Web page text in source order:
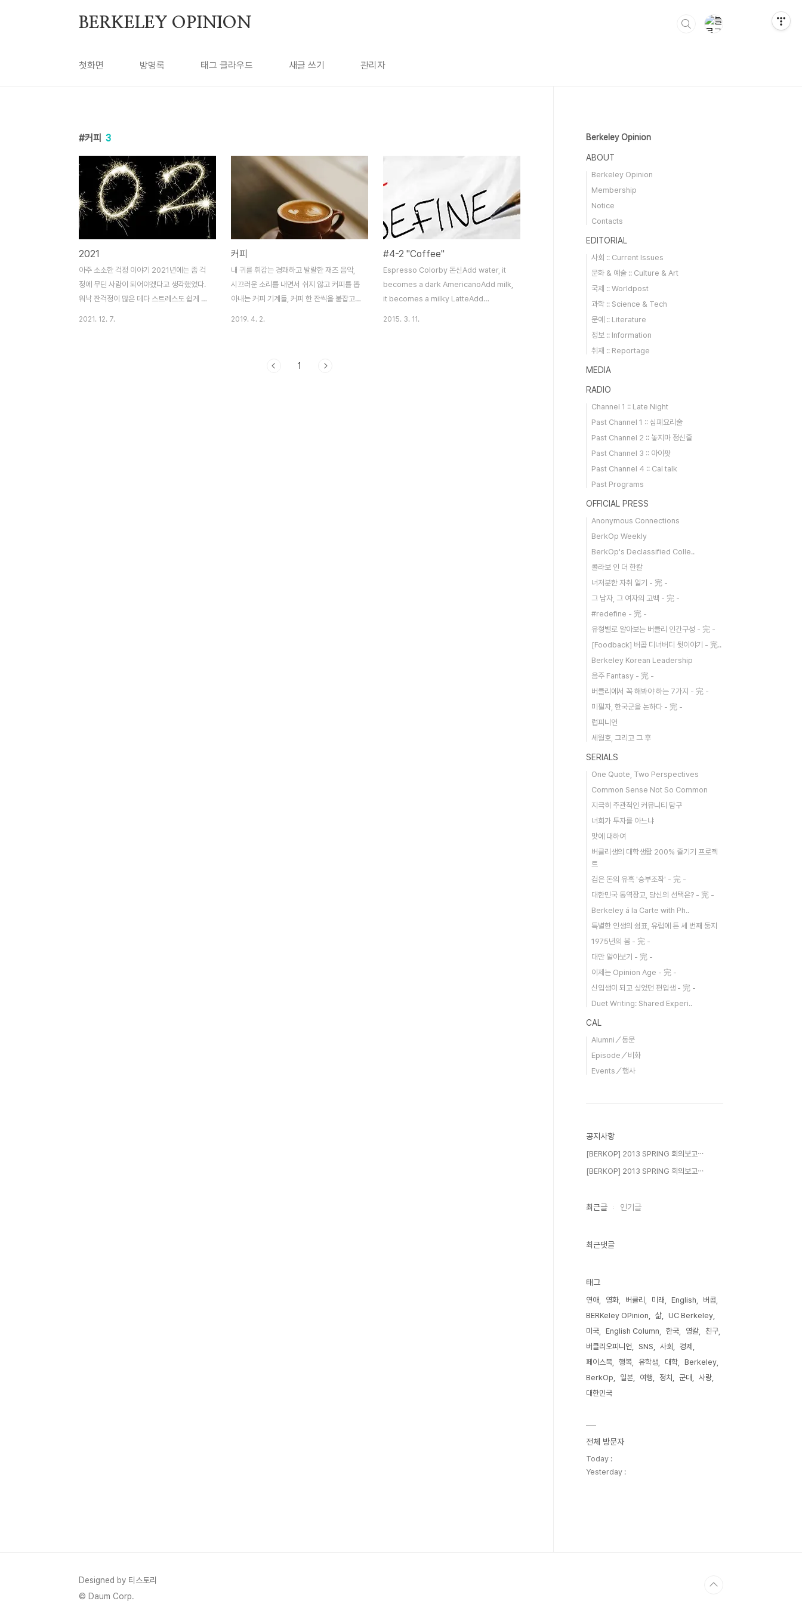
BERKELEY OPINION
첫화면 방명록 태그 클라우드 새글 쓰기 관리자
커피 3
2021
아주 소소한 걱정 이야기 2021년에는 좀 걱
정에 무딘 사람이 되어야겠다고 생각했었다.
워낙 잔걱정이 많은 데다 스트레스도 쉽게 받
2021. 12. 7.
커피
내 귀를 휘감는 경쾌하고 발랄한 재즈 음악,
시끄러운 소리를 내면서 쉬지 않고 커피를 뽑
아내는 커피 기계들, 커피 한 잔씩을 붙잡고
한 잔과 샐러드 한 접시가 놓여있다. 올 때마
2019. 4. 2.
#4-2 "Coffee"
Espresso Colorby 돈신Add water, it
becomes a dark AmericanoAdd milk,
it becomes a milky LatteAdd
2015. 3. 11.
1
Berkeley Opinion
ABOUT
Berkeley Opinion
Membership
Notice
Contacts
EDITORIAL
사회 :: Current Issues
문화 & 예술 :: Culture & Art
국제 :: Worldpost
과학 :: Science & Tech
문예 :: Literature
정보 :: Information
취재 :: Reportage
MEDIA
RADIO
Channel 1 :: Late Night
Past Channel 1 :: 심폐요리술
Past Channel 2 :: 놓지마 정신줄
Past Channel 3 :: 아이팟
Past Channel 4 :: Cal talk
Past Programs
OFFICIAL PRESS
Anonymous Connections
BerkOp Weekly
BerkOp's Declassified Colle..
콜라보 인 더 한칼
너저분한 자취 일기 - 完 -
그 남자, 그 여자의 고백 - 完 -
#redefine - 完 -
유형별로 알아보는 버클리 인간구성 - 完 -
[Foodback] 버콥 디너버디 뒷이야기 - 完..
Berkeley Korean Leadership
음주 Fantasy - 完 -
버클리에서 꼭 해봐야 하는 7가지 - 完 -
미필자, 한국군을 논하다 - 完 -
럽피니언
세월호, 그리고 그 후
SERIALS
One Quote, Two Perspectives
Common Sense Not So Common
지극히 주관적인 커뮤니티 탐구
너희가 투자를 아느냐
맛에 대하여
버클리생의 대학생활 200% 즐기기 프로젝
트
검은 돈의 유혹 '승부조작' - 完 -
대한민국 통역장교, 당신의 선택은? - 完 -
Berkeley á la Carte with Ph..
특별한 인생의 쉼표, 유럽에 튼 세 번째 둥지
1975년의 봄 - 完 -
대만 알아보기 - 完 -
이제는 Opinion Age - 完 -
신입생이 되고 싶었던 편입생 - 完 -
Duet Writing: Shared Experi..
CAL
Alumni／동문
Episode／비화
Events／행사
공지사항
[BERKOP] 2013 SPRING 회의보고⋯
[BERKOP] 2013 SPRING 회의보고⋯
최근글 인기글
최근댓글
태그
연애 영화 버클리 미래 English
버콥
BERKeley OPinion
삶
UC Berkeley
미국
English Column 한국 영칼
친구
버클리오피니언
SNS 사회
경제
페이스북
행복 유학생 대학
Berkeley
BerkOp
일본 여행 정치 군대
사랑
대한민국
전체 방문자
Today :
Yesterday :
Designed by 티스토리
© Daum Corp.